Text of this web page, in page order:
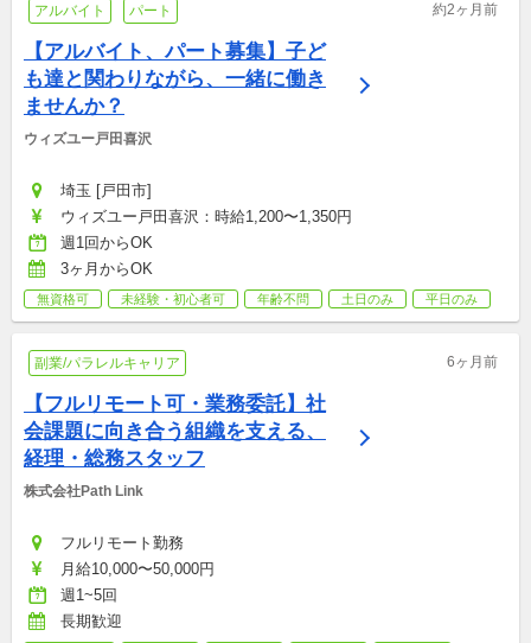
アルバイト パート 約2ヶ月前
【アルバイト、パート募集】子ど
も達と関わりながら、一緒に働き
ませんか？
ウィズユー戸田喜沢
埼玉 [戸田市]
ウィズユー戸田喜沢：時給1,200〜1,350円
週1回からOK
3ヶ月からOK
無資格可 未経験・初心者可 年齢不問 土日のみ 平日のみ
副業/パラレルキャリア 6ヶ月前
【フルリモート可・業務委託】社
会課題に向き合う組織を支える、
経理・総務スタッフ
株式会社Path Link
フルリモート勤務
月給10,000〜50,000円
週1~5回
長期歓迎